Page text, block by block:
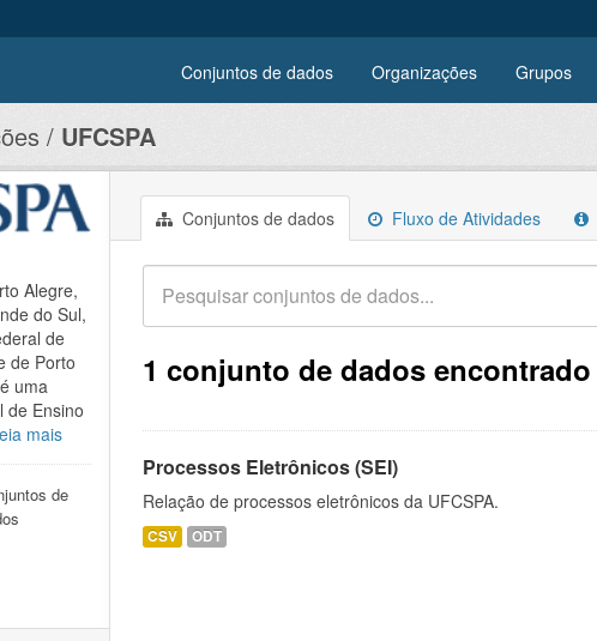
Conjuntos de dados Organizações Grupos
UFCSPA
Conjuntos de dados Fluxo de Atividades
1 conjunto de dados encontrado
Processos Eletrônicos (SEI)
Relação de processos eletrônicos da UFCSPA.
CSV ODT
Alegre,
do Sul,
de
de Porto
uma
de Ensino
mais
de